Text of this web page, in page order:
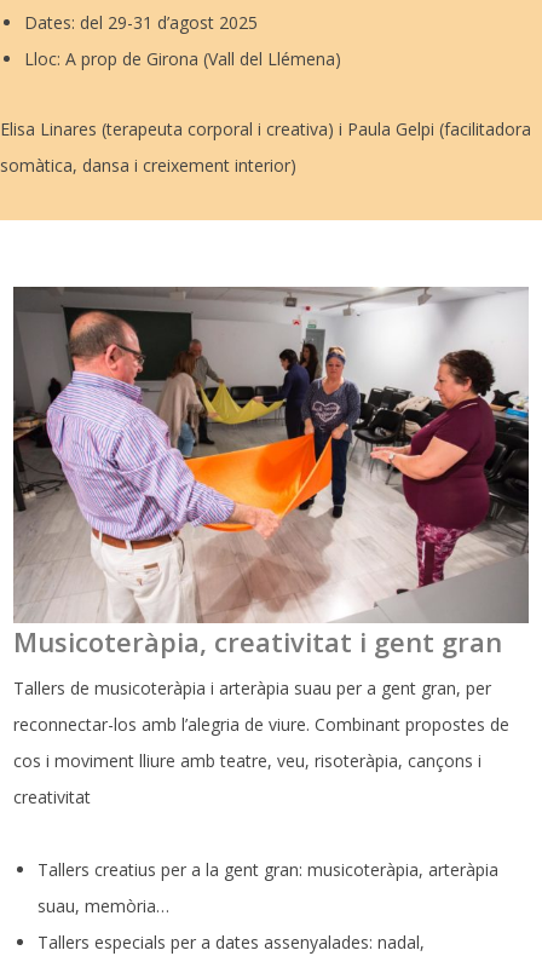
Dates: del 29-31 d’agost 2025
Lloc: A prop de Girona (Vall del Llémena)
Elisa Linares (terapeuta corporal i creativa) i Paula Gelpi (facilitadora
somàtica, dansa i creixement interior)
Musicoteràpia, creativitat i gent gran
Tallers de musicoteràpia i arteràpia suau per a gent gran, per
reconnectar-los amb l’alegria de viure. Combinant propostes de
cos i moviment lliure amb teatre, veu, risoteràpia, cançons i
creativitat
Tallers creatius per a la gent gran: musicoteràpia, arteràpia
suau, memòria…
Tallers especials per a dates assenyalades: nadal,